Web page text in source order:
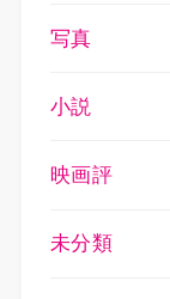
写真
小説
映画評
未分類